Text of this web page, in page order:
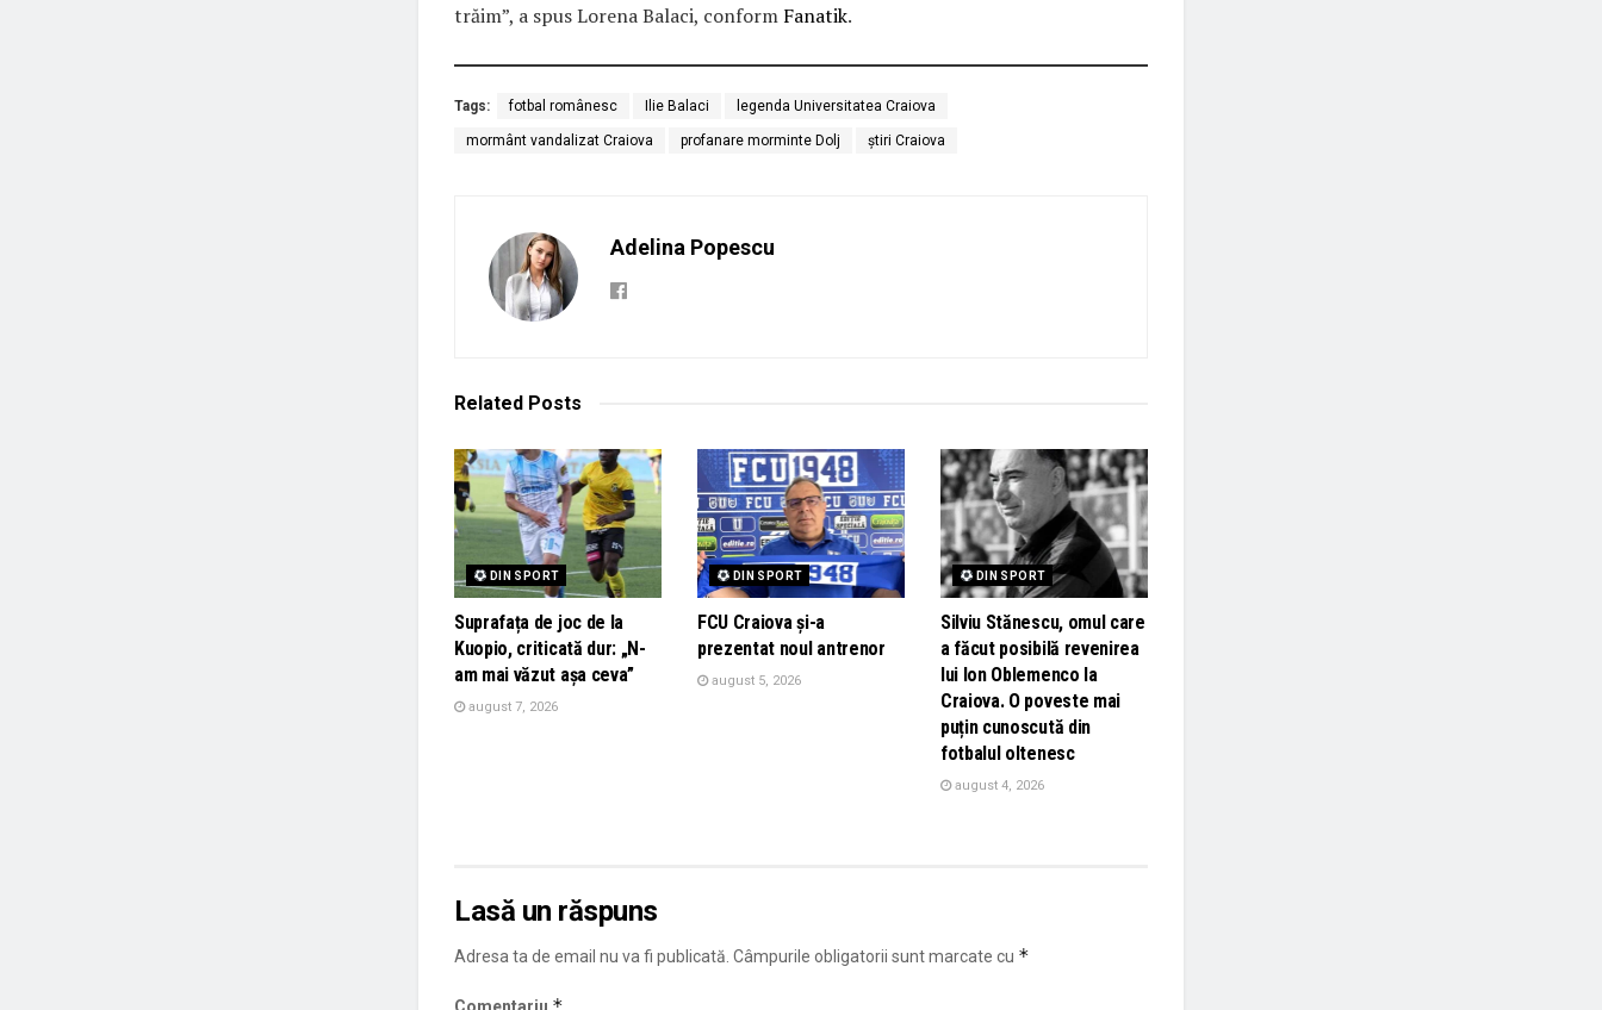
trăim”, a spus Lorena Balaci, conform Fanatik.
Tags: fotbal românesc Ilie Balaci legenda Universitatea Craiova
mormânt vandalizat Craiova profanare morminte Dolj știri Craiova
Adelina Popescu
Related Posts
DIN SPORT
Suprafața de joc de la
Kuopio, criticată dur: „N-
am mai văzut așa ceva”
august 7, 2026
DIN SPORT
FCU Craiova și-a
prezentat noul antrenor
august 5, 2026
DIN SPORT
Silviu Stănescu, omul care
a făcut posibilă revenirea
lui Ion Oblemenco la
Craiova. O poveste mai
puțin cunoscută din
fotbalul oltenesc
august 4, 2026
Lasă un răspuns
Adresa ta de email nu va fi publicată. Câmpurile obligatorii sunt marcate cu *
Comentariu